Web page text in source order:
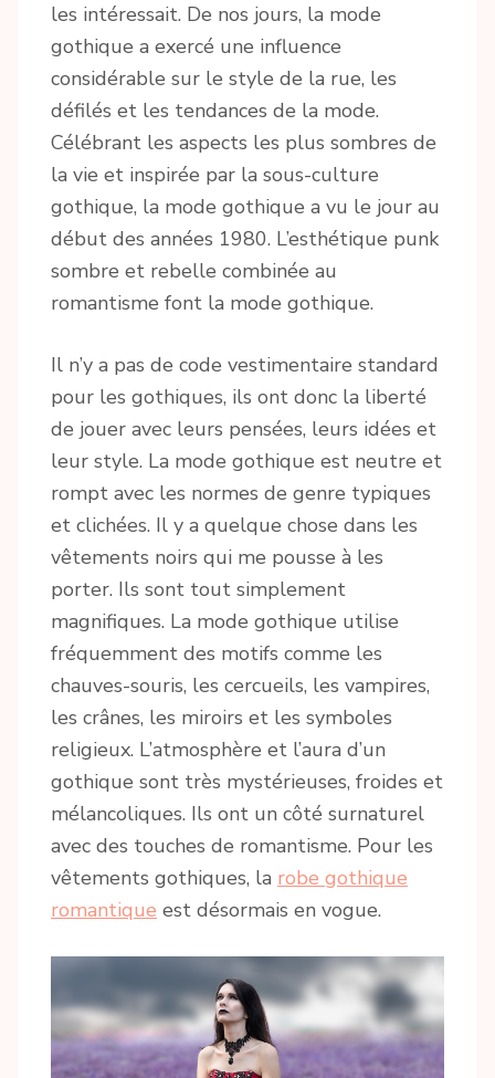
les intéressait. De nos jours, la mode
gothique a exercé une influence
considérable sur le style de la rue, les
défilés et les tendances de la mode.
Célébrant les aspects les plus sombres de
la vie et inspirée par la sous-culture
gothique, la mode gothique a vu le jour au
début des années 1980. L’esthétique punk
sombre et rebelle combinée au
romantisme font la mode gothique.
Il n’y a pas de code vestimentaire standard
pour les gothiques, ils ont donc la liberté
de jouer avec leurs pensées, leurs idées et
leur style. La mode gothique est neutre et
rompt avec les normes de genre typiques
et clichées. Il y a quelque chose dans les
vêtements noirs qui me pousse à les
porter. Ils sont tout simplement
magnifiques. La mode gothique utilise
fréquemment des motifs comme les
chauves-souris, les cercueils, les vampires,
les crânes, les miroirs et les symboles
religieux. L’atmosphère et l’aura d’un
gothique sont très mystérieuses, froides et
mélancoliques. Ils ont un côté surnaturel
avec des touches de romantisme. Pour les
vêtements gothiques, la robe gothique
romantique est désormais en vogue.